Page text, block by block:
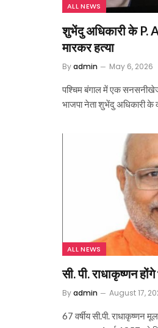
ALL NEWS
शुभेंदु अधिकारी के P.
मारकर हत्या
Byadmin May 6, 2026
पश्चिम बंगाल में एक
भाजपा नेता शुभेंदु अधिकारी के
ALL NEWS
सी. पी. राधाकृष्णन
Byadmin August 17,
67 वर्षीय सी.पी. राधाकृष्णन